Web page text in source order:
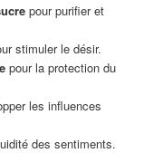
pour purifier et
stimuler le désir.
pour la protection du
les influences
des sentiments.